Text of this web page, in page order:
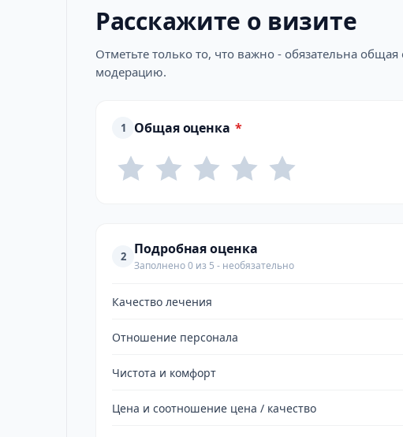
Расскажите о визите
Отметьте только то, что важно - обязательна
модерацию.
1 Общая оценка *
2 Подробная оценка
Заполнено 0 из 5 - необязательно
Качество лечения
Отношение персонала
Чистота и комфорт
Цена и соотношение цена / качество